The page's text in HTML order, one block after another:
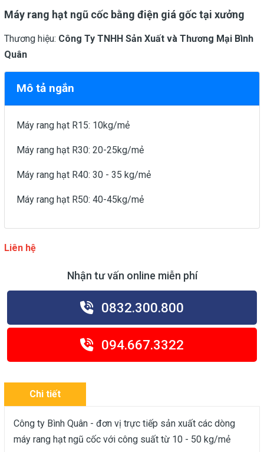
Máy rang hạt ngũ cốc bằng điện giá gốc tại xưởng
Thương hiệu: Công Ty TNHH Sản Xuất và Thương Mại Bình
Quân
Mô tả ngắn
Máy rang hạt R15: 10kg/mẻ
Máy rang hạt R30: 20-25kg/mẻ
Máy rang hạt R40: 30 - 35 kg/mẻ
Máy rang hạt R50: 40-45kg/mẻ
Liên hệ
Nhận tư vấn online miễn phí
0832.300.800
094.667.3322
Chi tiết
Công ty Bình Quân - đơn vị trực tiếp sản xuất các dòng
máy rang hạt ngũ cốc với công suất từ 10 - 50 kg/mẻ